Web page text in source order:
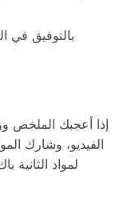
بالتوفيق في
إذا أعجبك الملخص
الفيديو، وشارك
لمواد الثانية